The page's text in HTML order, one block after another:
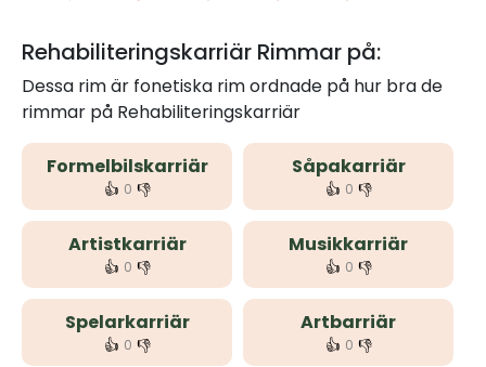
Rehabiliteringskarriär Rimmar på:
Dessa rim är fonetiska rim ordnade på hur bra de
rimmar på Rehabiliteringskarriär
Formelbilskarriär
👍 0 👎
Såpakarriär
👍 0 👎
Artistkarriär
👍 0 👎
Musikkarriär
👍 0 👎
Spelarkarriär
👍 0 👎
Artbarriär
👍 0 👎